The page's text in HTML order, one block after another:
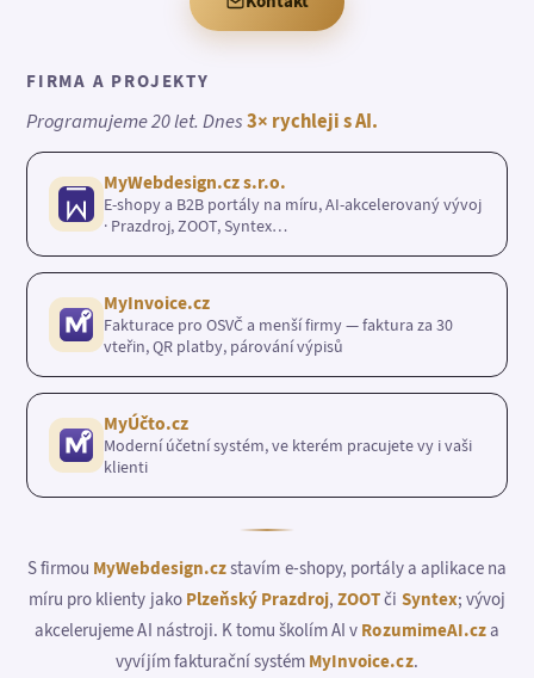
FIRMA A PROJEKTY
Programujeme 20 let. Dnes3× rychleji s AI.
MyWebdesign.cz s.r.o.
E-shopy a B2B portály na míru, AI-akcelerovaný vývoj
· Prazdroj, ZOOT, Syntex…
MyInvoice.cz
Fakturace pro OSVČ a menší firmy — faktura za 30
vteřin, QR platby, párování výpisů
MyÚčto.cz
Moderní účetní systém, ve kterém pracujete vy i vaši
klienti
S firmou MyWebdesign.czstavím e-shopy, portály a aplikace na
míru pro klienty jako Plzeňský Prazdroj,ZOOTči Syntex; vývoj
akcelerujeme AI nástroji. K tomu školím AI v RozumimeAI.cza
vyvíjím fakturační systém MyInvoice.cz.